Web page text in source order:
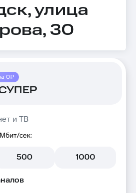
улица
30
0₽
и ТВ
сек:
500 1000